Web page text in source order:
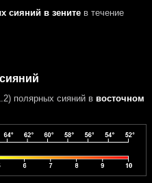
сияний в зените в течение
полярных сияний в восточном